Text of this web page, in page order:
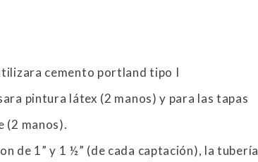
cemento portland tipo I
pintura látex (2 manos) y para las tapas
(2 manos).
de 1” y 1 ½” (de cada captación), la tubería